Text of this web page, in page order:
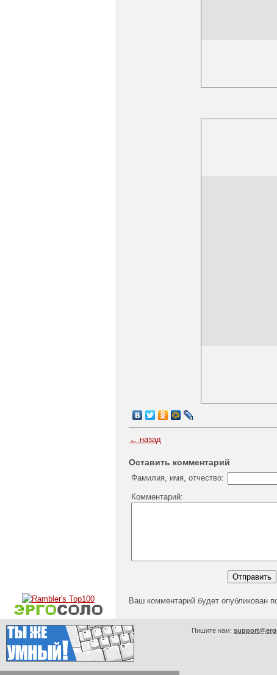
← назад
Оставить комментарий
Фамилия, имя, отчество:
Комментарий:
Ваш комментарий будет опубликован
Пишите нам: